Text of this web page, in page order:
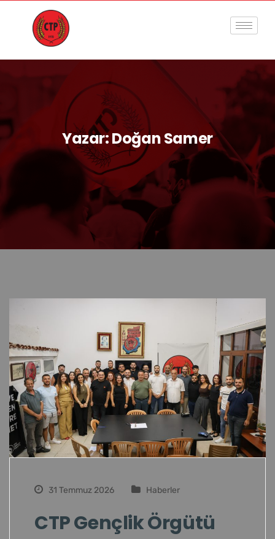
Yazar:Doğan Samer
31 Temmuz 2026 Haberler
CTP Gençlik Örgütü